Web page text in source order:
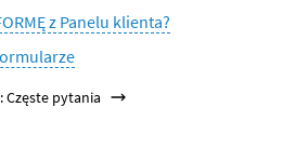
z Panelu klienta?
Częste pytania